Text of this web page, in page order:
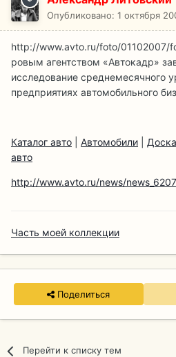
Опубликовано: 1 октября
http://www.avto.ru/foto/01102007/
ровым агентством «Автокадр»
исследование среднемесячного
предприятиях автомобильного
Каталог авто Автомобили
авто
http://www.avto.ru/news/
Часть моей коллекции
Поделиться
Перейти к списку тем